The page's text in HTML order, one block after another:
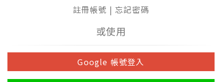
註冊帳號 | 忘記密碼
或使用
Google 帳號登入